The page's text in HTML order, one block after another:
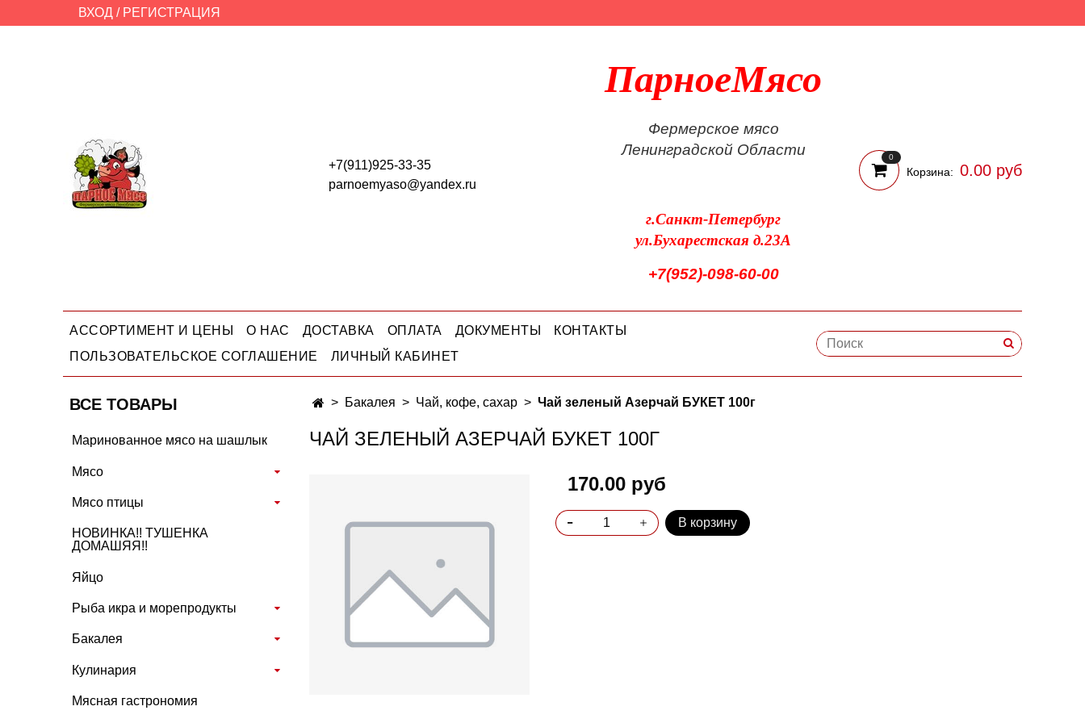
ВХОД / РЕГИСТРАЦИЯ
+7(911)925-33-35
parnoemyaso@yandex.ru
ПарноеМясо
Фермерское мясо
Ленинградской Области
г.Санкт-Петербург
ул.Бухарестская д.23А
+7(952)-098-60-00
0
Корзина: 0.00 руб
АССОРТИМЕНТ И ЦЕНЫ О НАС ДОСТАВКА ОПЛАТА ДОКУМЕНТЫ
КОНТАКТЫ
ПОЛЬЗОВАТЕЛЬСКОЕ СОГЛАШЕНИЕ
ЛИЧНЫЙ КАБИНЕТ
Бакалея Чай, кофе, сахар Чай зеленый Азерчай БУКЕТ 100г
ЧАЙ ЗЕЛЕНЫЙ АЗЕРЧАЙ БУКЕТ 100Г
170.00 руб
В корзину
ВСЕ ТОВАРЫ
Маринованное мясо на шашлык
Мясо
Мясо птицы
НОВИНКА!! ТУШЕНКА
ДОМАШЯЯ!!
Яйцо
Рыба икра и морепродукты
Бакалея
Кулинария
Мясная гастрономия